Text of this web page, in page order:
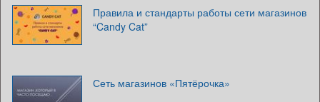
Правила и стандарты работы сети магазинов
“Candy Cat”
Сеть магазинов «Пятёрочка»